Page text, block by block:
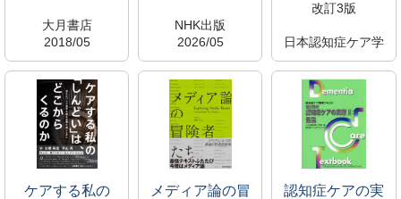
大月書店
2018/05
326/Y
SK01419
河合美知子研究室
(430)
閲覧可→各室へ直
接問合せ
大宮研究室
NHK出版
2026/05
133.9/C
S110277
新着資料
所蔵中
大宮館
改訂3版
日本認知症ケア学
会
2025/06
WT/155/N
S110281
新着資料
所蔵中
大宮館
ケアする私の
メディア論の冒
認知症ケアの実